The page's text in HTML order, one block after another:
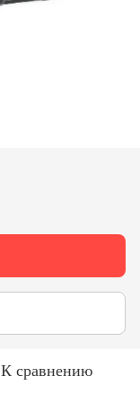
К сравнению